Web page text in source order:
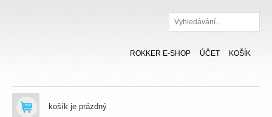
Hledat
KOŠÍK
ÚČET
ROKKER E-SHOP
košík je prázdný